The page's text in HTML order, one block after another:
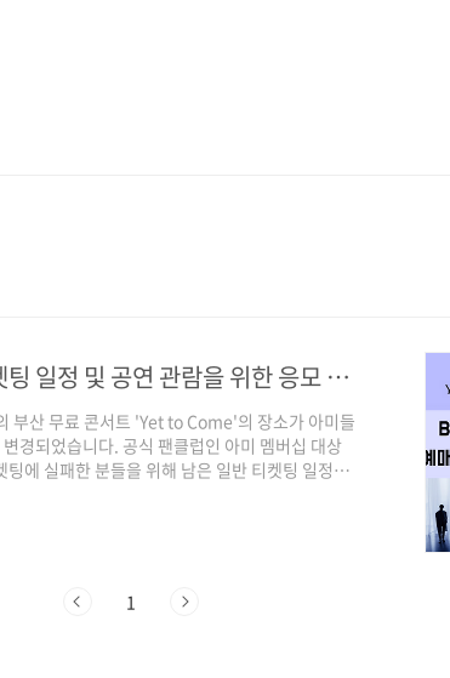
BTS부산 콘서트 예매 방법과 티켓팅 일정 및 공연 관람을 위한 응모 이벤트 정보
부산 무료 콘서트 'Yet to Come'의 장소가 아미들
경되었습니다. 공식 팬클럽인 아미 멤버십 대상
에 실패한 분들을 위해 남은 일반 티켓팅 일정과
공연 시간 : 90분 예매처 : 인터파크(단독) 바
1